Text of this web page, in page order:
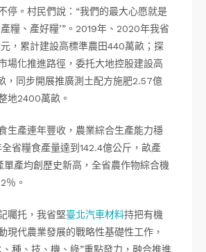
停。村民們說：“我們的最大心愿就是
糧、產好糧’”。2019年、2020年我省
，累計建設高標準農田440萬畝；探
場化推進路徑，委托大地控股建設高
，同步開展推廣測土配方施肥2.57億
地2400萬畝。
生產連年豐收，農業綜合生產能力穩
省糧食產量達到142.4億公斤，畝產
產均創歷史新高，全省農作物綜合機
％。
囑托，我省堅臺北汽車材料持把有機
現代農業發展的戰略性基礎性工作，
、種、技、機、綠”重點發力，融合推進